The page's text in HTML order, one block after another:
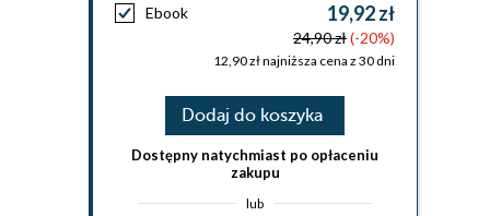
Ebook 19,92 zł
24,90 zł(-20%)
12,90 zł najniższa cena z 30 dni
Dodaj do koszyka
Dostępny natychmiast po opłaceniu
zakupu
lub